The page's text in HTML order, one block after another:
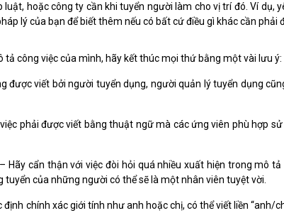
hoặc công ty cần khi tuyển người làm cho vị trí đó. Ví dụ,
lý của bạn để biết thêm nếu có bất cứ điều gì khác cần phải
công việc của mình, hãy kết thúc mọi thứ bằng một vài lưu ý:
được viết bởi người tuyển dụng, người quản lý tuyển dụng
phải được viết bằng thuật ngữ mà các ứng viên phù hợp
– Hãy cẩn thận với việc đòi hỏi quá nhiều xuất hiện trong mô
của những người có thể sẽ là một nhân viên tuyệt vời.
chính xác giới tính như anh hoặc chị, có thể viết liền “anh/